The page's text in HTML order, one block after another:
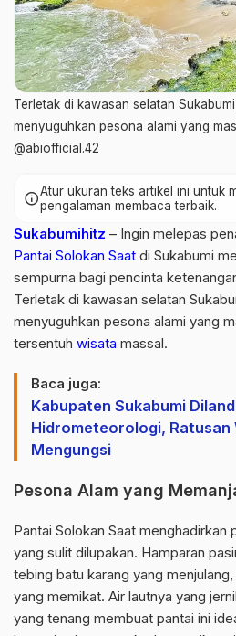
Terletak di kawasan selatan
menyuguhkan pesona alami yang
@abiofficial.42
infoAtur ukuran teks artikel ini untuk
pengalaman membaca terbaik.
Sukabumihitz – Ingin melepas
Pantai Solokan Saat di Sukabumi
sempurna bagi pencinta
Terletak di kawasan selatan
menyuguhkan pesona alami yang
tersentuh wisata massal.
Baca juga:
Kabupaten Sukabumi
Hidrometeorologi, Ratusan
Mengungsi
Pesona Alam yang
Pantai Solokan Saat menghadirkan
yang sulit dilupakan. Hamparan
tebing batu karang yang
yang memikat. Air lautnya yang
yang tenang membuat pantai ini